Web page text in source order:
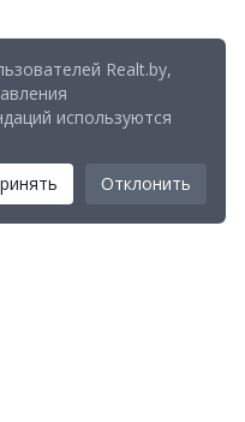
Realt.by,
используются
Отклонить